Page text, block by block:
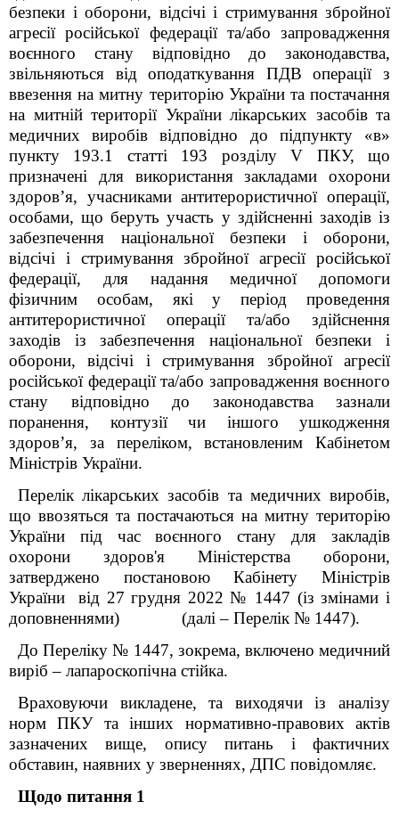
безпеки і оборони, відсічі і стримування збройної
агресії російської федерації та/або запровадження
воєнного стану відповідно до законодавства,
звільняються від оподаткування ПДВ операції з
ввезення на митну територію України та постачання
на митній території України лікарських засобів та
медичних виробів відповідно до підпункту «в»
пункту 193.1 статті 193 розділу V ПКУ, що
призначені для використання закладами охорони
здоров’я, учасниками антитерористичної операції,
особами, що беруть участь у здійсненні заходів із
забезпечення національної безпеки і оборони,
відсічі і стримування збройної агресії російської
федерації, для надання медичної допомоги
фізичним особам, які у період проведення
антитерористичної операції та/або здійснення
заходів із забезпечення національної безпеки і
оборони, відсічі і стримування збройної агресії
російської федерації та/або запровадження воєнного
стану відповідно до законодавства зазнали
поранення, контузії чи іншого ушкодження
здоров’я, за переліком, встановленим Кабінетом
Міністрів України.
Перелік лікарських засобів та медичних виробів,
що ввозяться та постачаються на митну територію
України під час воєнного стану для закладів
охорони здоров'я Міністерства оборони,
затверджено постановою Кабінету Міністрів
України від 27 грудня 2022 № 1447 (із змінами і
доповненнями) (далі – Перелік № 1447).
До Переліку № 1447, зокрема, включено медичний
виріб – лапароскопічна стійка.
Враховуючи викладене, та виходячи із аналізу
норм ПКУ та інших нормативно-правових актів
зазначених вище, опису питань і фактичних
обставин, наявних у зверненнях, ДПС повідомляє.
Щодо питання 1